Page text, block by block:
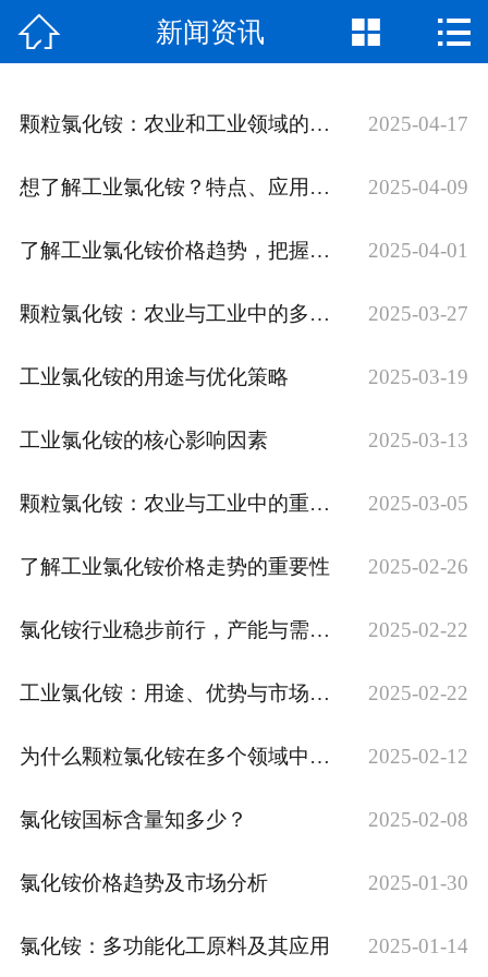
网站首页
厂房厂景
新闻资讯
荣誉资质
 新闻资讯  
颗粒氯化铵：农业和工业领域的多功能化合物 2025-04-17
想了解工业氯化铵？特点、应用领域全揭秘 2025-04-09
了解工业氯化铵价格趋势，把握市场先机 2025-04-01
颗粒氯化铵：农业与工业中的多功能化合物 2025-03-27
工业氯化铵的用途与优化策略 2025-03-19
工业氯化铵的核心影响因素 2025-03-13
颗粒氯化铵：农业与工业中的重要化合物 2025-03-05
了解工业氯化铵价格走势的重要性 2025-02-26
氯化铵行业稳步前行，产能与需求双增长 2025-02-22
工业氯化铵：用途、优势与市场前景 2025-02-22
为什么颗粒氯化铵在多个领域中备受青睐？ 2025-02-12
氯化铵国标含量知多少？ 2025-02-08
氯化铵价格趋势及市场分析 2025-01-30
氯化铵：多功能化工原料及其应用 2025-01-14